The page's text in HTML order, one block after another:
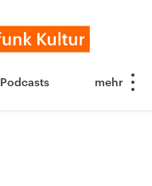
Podcasts